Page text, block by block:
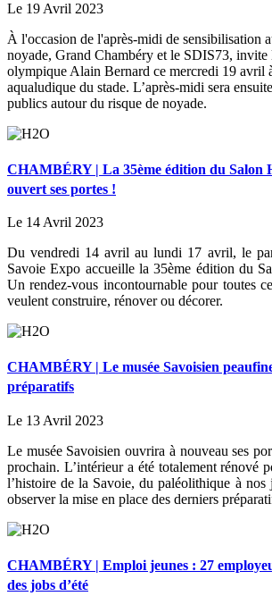
Le 19 Avril 2023
À l'occasion de l'après-midi de sensibilisation
noyade, Grand Chambéry et le SDIS73, invite
olympique Alain Bernard ce mercredi 19 avril
aqualudique du stade. L’après-midi sera
publics autour du risque de noyade.
CHAMBÉRY | La 35ème édition du Salon
ouvert ses portes !
Le 14 Avril 2023
Du vendredi 14 avril au lundi 17 avril, le
Savoie Expo accueille la 35ème édition du
Un rendez-vous incontournable pour toutes
veulent construire, rénover ou décorer.
CHAMBÉRY | Le musée Savoisien
préparatifs
Le 13 Avril 2023
Le musée Savoisien ouvrira à nouveau ses
prochain. L’intérieur a été totalement rénové
l’histoire de la Savoie, du paléolithique à nos
observer la mise en place des derniers
CHAMBÉRY | Emploi jeunes : 27
des jobs d’été